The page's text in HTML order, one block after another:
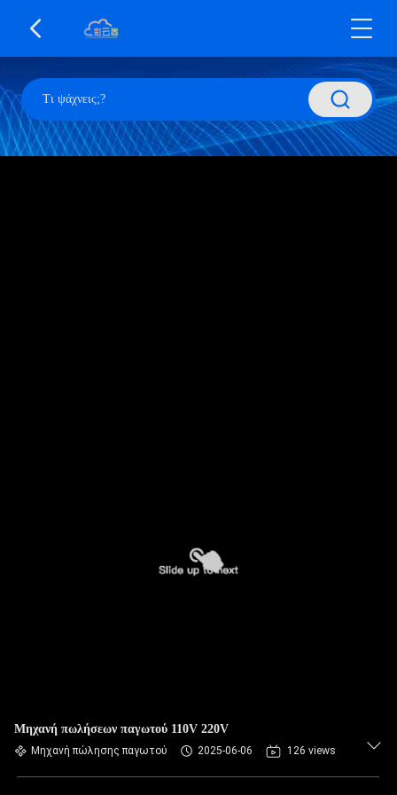
Μηχανή πωλήσεων παγωτού 110V 220V
Μηχανή πώλησης παγωτού 2025-06-06 126 views